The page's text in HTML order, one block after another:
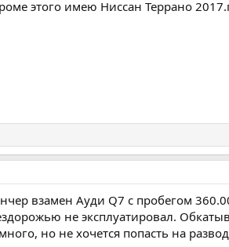
этого имею Ниссан Террано
взамен Ауди Q7 с пробегом
не эксплуатировал.
но не хочется попасть на развод